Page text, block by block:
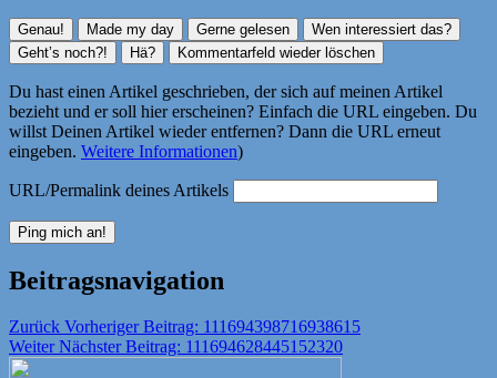
Du hast einen Artikel geschrieben, der sich auf meinen Artikel
bezieht und er soll hier erscheinen? Einfach die URL eingeben. Du
willst Deinen Artikel wieder entfernen? Dann die URL erneut
eingeben. Weitere Informationen)
URL/Permalink deines Artikels
Beitragsnavigation
Zurück Vorheriger Beitrag: 111694398716938615
Weiter Nächster Beitrag: 111694628445152320